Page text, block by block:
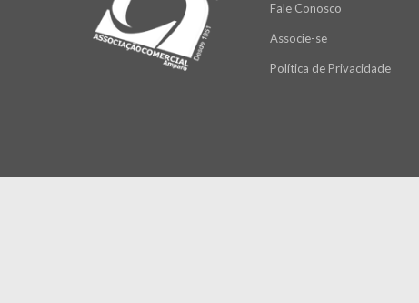
Fale Conosco
Associe-se
Política de Privacidade